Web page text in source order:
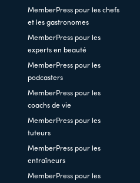
MemberPress pour les chefs
et les gastronomes
MemberPress pour les
experts en beauté
MemberPress pour les
podcasters
MemberPress pour les
coachs de vie
MemberPress pour les
tuteurs
MemberPress pour les
entraîneurs
MemberPress pour les